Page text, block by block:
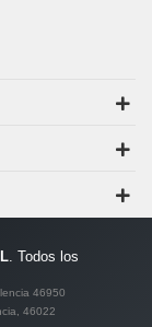
. Todos los
46950
46022